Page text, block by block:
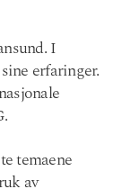
I
erfaringer.
temaene
av